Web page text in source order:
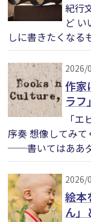
紀行
ど
しに書きたくなる
2026/
作家
ラフ」
「
序奏 想像してみ
──書いてはああ
2026/
絵本
ん」